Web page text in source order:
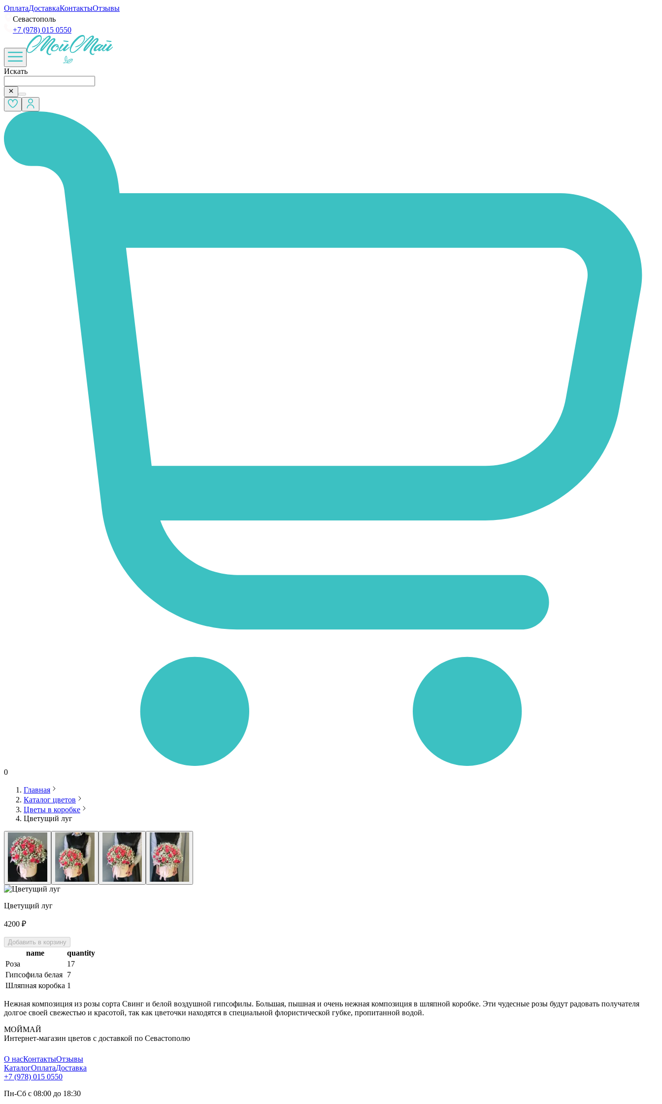
ОплатаДоставкаКонтактыОтзывы
Севастополь
+7 (978) 015 0550
Искать
0
Главная
Каталог цветов
Цветы в коробке
Цветущий луг
Цветущий луг
4200 ₽
Добавить в корзину
name
quantity
Роза
17
Гипсофила белая 7
Шляпная коробка 1
Нежная композиция из розы сорта Свинг и белой воздушной гипсофилы. Большая, пышная и очень нежная композиция в шляпной коробке. Эти чудесные розы будут радовать получателя
долгое своей свежестью и красотой, так как цветочки находятся в специальной флористической губке, пропитанной водой.
МОЙМАЙ
Интернет-магазин цветов с доставкой по Севастополю
О насКонтактыОтзывы
КаталогОплатаДоставка
+7 (978) 015 0550
Пн-Сб с 08:00 до 18:30